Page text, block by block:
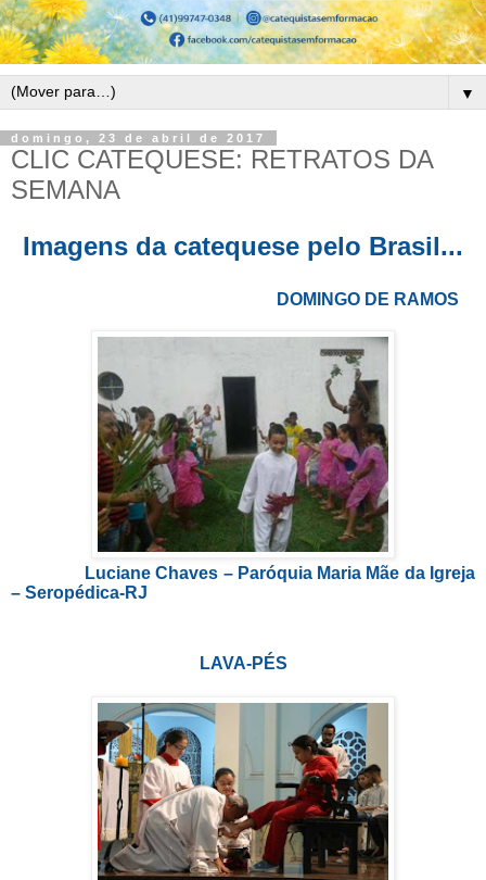
▼
domingo, 23 de abril de 2017
CLIC CATEQUESE: RETRATOS DA
SEMANA
Imagens da catequese pelo Brasil...
DOMINGO DE RAMOS
Luciane Chaves – Paróquia Maria Mãe da Igreja
– Seropédica-RJ
LAVA-PÉS